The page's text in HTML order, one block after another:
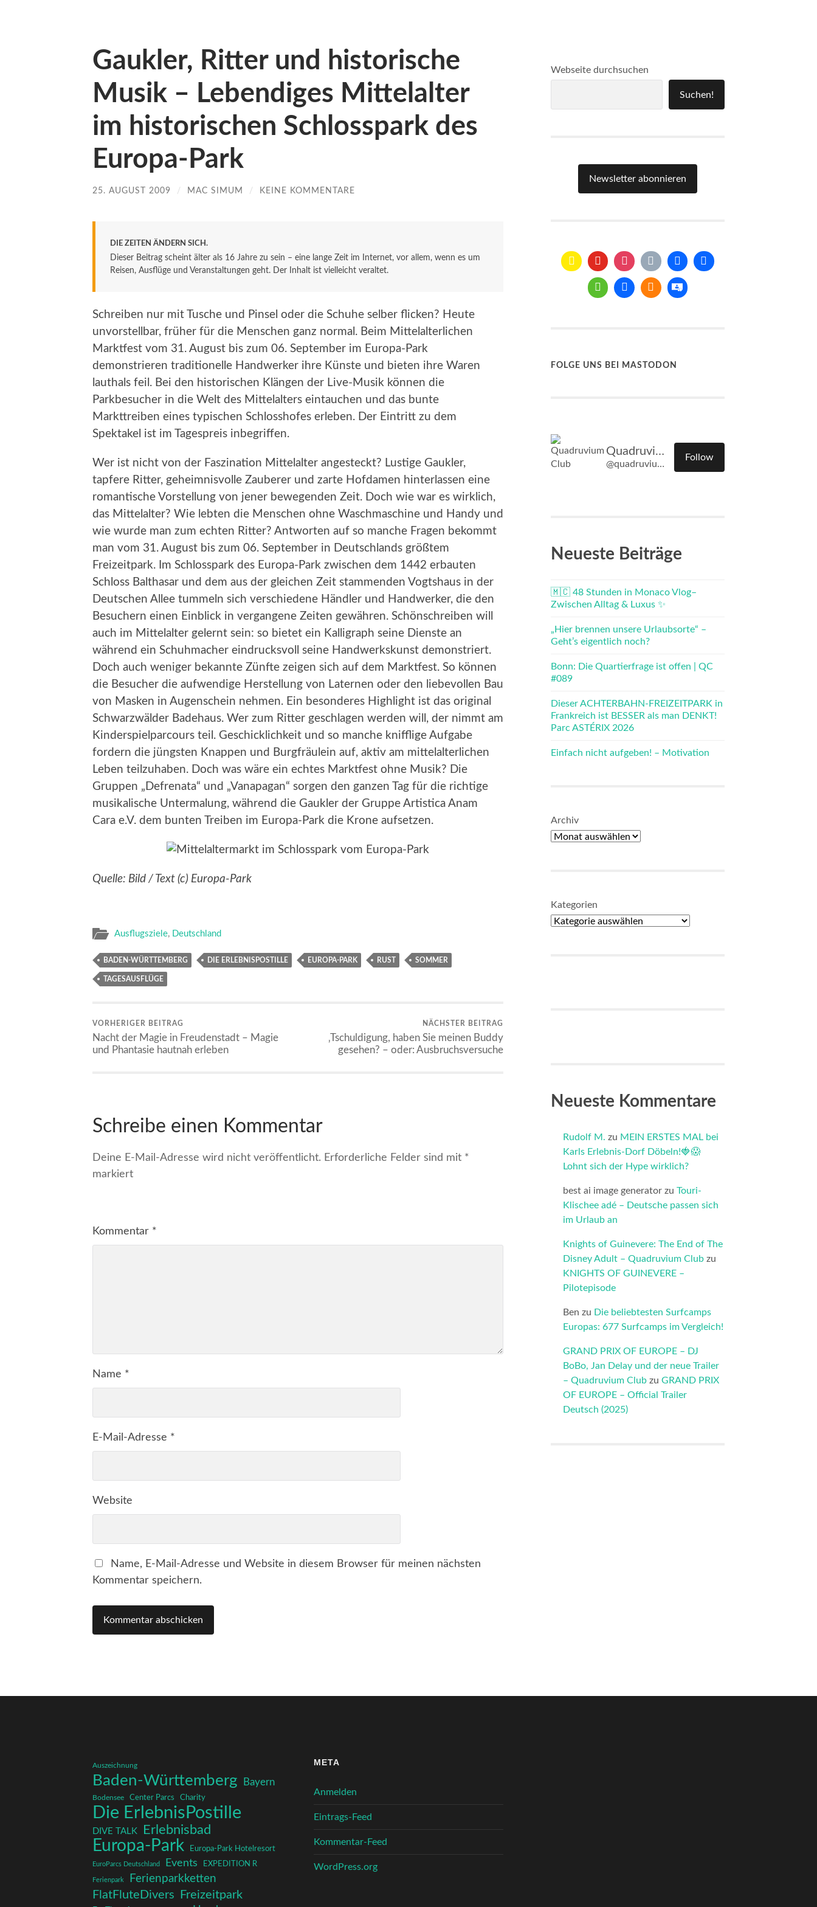
Gaukler, Ritter und historische
Musik – Lebendiges Mittelalter
im historischen Schlosspark des
Europa-Park
25. AUGUST 2009 / MAC SIMUM / KEINE KOMMENTARE
DIE ZEITEN ÄNDERN SICH.
Dieser Beitrag scheint älter als 16 Jahre zu sein – eine lange Zeit im Internet, vor allem, wenn es um
Reisen, Ausflüge und Veranstaltungen geht. Der Inhalt ist vielleicht veraltet.
Schreiben nur mit Tusche und Pinsel oder die Schuhe selber flicken? Heute
unvorstellbar, früher für die Menschen ganz normal. Beim Mittelalterlichen
Marktfest vom 31. August bis zum 06. September im Europa-Park
demonstrieren traditionelle Handwerker ihre Künste und bieten ihre Waren
lauthals feil. Bei den historischen Klängen der Live-Musik können die
Parkbesucher in die Welt des Mittelalters eintauchen und das bunte
Markttreiben eines typischen Schlosshofes erleben. Der Eintritt zu dem
Spektakel ist im Tagespreis inbegriffen.
Wer ist nicht von der Faszination Mittelalter angesteckt? Lustige Gaukler,
tapfere Ritter, geheimnisvolle Zauberer und zarte Hofdamen hinterlassen eine
romantische Vorstellung von jener bewegenden Zeit. Doch wie war es wirklich,
das Mittelalter? Wie lebten die Menschen ohne Waschmaschine und Handy und
wie wurde man zum echten Ritter? Antworten auf so manche Fragen bekommt
man vom 31. August bis zum 06. September in Deutschlands größtem
Freizeitpark. Im Schlosspark des Europa-Park zwischen dem 1442 erbauten
Schloss Balthasar und dem aus der gleichen Zeit stammenden Vogtshaus in der
Deutschen Allee tummeln sich verschiedene Händler und Handwerker, die den
Besuchern einen Einblick in vergangene Zeiten gewähren. Schönschreiben will
auch im Mittelalter gelernt sein: so bietet ein Kalligraph seine Dienste an
während ein Schuhmacher eindrucksvoll seine Handwerkskunst demonstriert.
Doch auch weniger bekannte Zünfte zeigen sich auf dem Marktfest. So können
die Besucher die aufwendige Herstellung von Laternen oder den liebevollen Bau
von Masken in Augenschein nehmen. Ein besonderes Highlight ist das original
Schwarzwälder Badehaus. Wer zum Ritter geschlagen werden will, der nimmt am
Kinderspielparcours teil. Geschicklichkeit und so manche knifflige Aufgabe
fordern die jüngsten Knappen und Burgfräulein auf, aktiv am mittelalterlichen
Leben teilzuhaben. Doch was wäre ein echtes Marktfest ohne Musik? Die
Gruppen „Defrenata“ und „Vanapagan“ sorgen den ganzen Tag für die richtige
musikalische Untermalung, während die Gaukler der Gruppe Artistica Anam
Cara e.V. dem bunten Treiben im Europa-Park die Krone aufsetzen.
Quelle: Bild / Text (c) Europa-Park
Ausflugsziele, Deutschland
BADEN-WÜRTTEMBERG DIE ERLEBNISPOSTILLE EUROPA-PARK RUST SOMMER
TAGESAUSFLÜGE
VORHERIGER BEITRAG
Nacht der Magie in Freudenstadt – Magie
und Phantasie hautnah erleben
NÄCHSTER BEITRAG
‚Tschuldigung, haben Sie meinen Buddy
gesehen? – oder: Ausbruchsversuche
Schreibe einen Kommentar
Deine E-Mail-Adresse wird nicht veröffentlicht. Erforderliche Felder sind mit *
markiert
Kommentar *
Name *
E-Mail-Adresse *
Website
Name, E-Mail-Adresse und Website in diesem Browser für meinen nächsten
Kommentar speichern.
Webseite durchsuchen
Suchen!
Newsletter abonnieren
FOLGE UNS BEI MASTODON
Quadruvium Club
@quadruvium.club@quadruvium.club
Follow
Neueste Beiträge
🇲🇨 48 Stunden in Monaco Vlog–
Zwischen Alltag & Luxus ✨
„Hier brennen unsere Urlaubsorte“ –
Geht’s eigentlich noch?
Bonn: Die Quartierfrage ist offen | QC
#089
Dieser ACHTERBAHN-FREIZEITPARK in
Frankreich ist BESSER als man DENKT!
Parc ASTÉRIX 2026
Einfach nicht aufgeben! – Motivation
Archiv
Kategorien
Neueste Kommentare
Rudolf M. zu MEIN ERSTES MAL bei
Karls Erlebnis-Dorf Döbeln!🍓😱
Lohnt sich der Hype wirklich?
best ai image generator zu Touri-
Klischee adé – Deutsche passen sich
im Urlaub an
Knights of Guinevere: The End of The
Disney Adult – Quadruvium Club zu
KNIGHTS OF GUINEVERE –
Pilotepisode
Ben zu Die beliebtesten Surfcamps
Europas: 677 Surfcamps im Vergleich!
GRAND PRIX OF EUROPE – DJ
BoBo, Jan Delay und der neue Trailer
– Quadruvium Club zu GRAND PRIX
OF EUROPE – Official Trailer
Deutsch (2025)
Auszeichnung
Baden-Württemberg Bayern
Bodensee Center Parcs Charity
Die ErlebnisPostille
DIVE TALK Erlebnisbad
Europa-Park Europa-Park Hotelresort
EuroParcs Deutschland Events EXPEDITION R
Ferienpark Ferienparkketten
FlatFluteDivers Freizeitpark
META
Anmelden
Eintrags-Feed
Kommentar-Feed
WordPress.org